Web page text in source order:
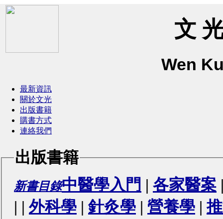
文
Wen
最新資訊
關於文光
出版書籍
購書方式
連絡我們
出版書籍
新書目錄中醫學入門 | 各家醫案
| |外科學 |針灸學 | 營養學 |